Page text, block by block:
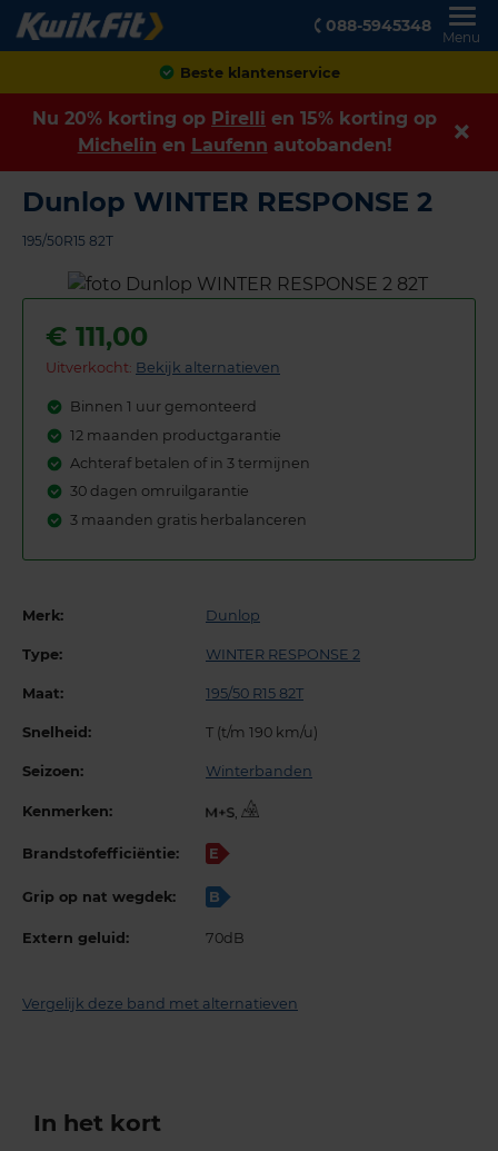
088-5945348
Menu
Achteraf betalen
Nu 20% korting op Pirelli en 15% korting op
Michelin en Laufenn autobanden!
Dunlop WINTER RESPONSE 2
195/50R15 82T
€ 111,00
Uitverkocht: Bekijk alternatieven
Binnen 1 uur gemonteerd
12 maanden productgarantie
Achteraf betalen of in 3 termijnen
30 dagen omruilgarantie
3 maanden gratis herbalanceren
Merk: Dunlop
Type: WINTER RESPONSE 2
Maat: 195/50 R15 82T
Snelheid: T (t/m 190 km/u)
Seizoen: Winterbanden
Kenmerken: ,
Brandstofefficiëntie: E
Grip op nat wegdek: B
Extern geluid: 70dB
Vergelijk deze band met alternatieven
In het kort